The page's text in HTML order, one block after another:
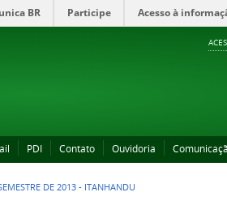
BR Participe Acesso à
PDI Contato Ouvidoria
DE 2013 - ITANHANDU